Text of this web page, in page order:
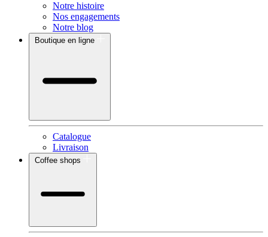
Notre histoire
Nos engagements
Notre blog
Boutique en ligne
Catalogue
Livraison
Coffee shops